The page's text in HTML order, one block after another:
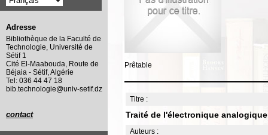
Prêtable
Titre :
Traité de l'électronique
Auteurs :
Adresse
Bibliothèque de la Faculté de
Technologie, Université de
Sétif 1
Cité El-Maabouda, Route de
Béjaia - Sétif, Algérie
Tel: 036 44 47 18
bib.technologie@univ-setif.dz
contact